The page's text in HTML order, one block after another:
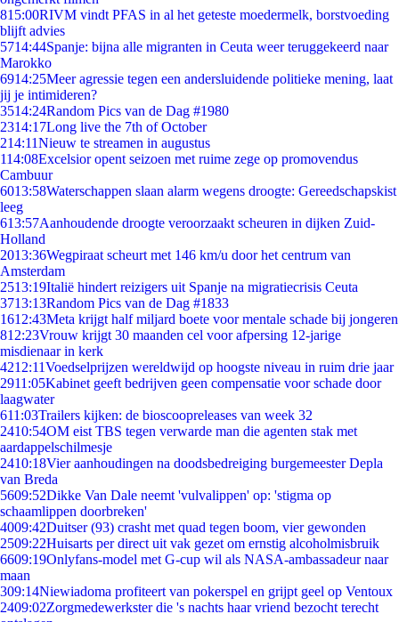
815:00RIVM vindt PFAS in al het geteste moedermelk, borstvoeding
blijft advies
5714:44Spanje: bijna alle migranten in Ceuta weer teruggekeerd naar
Marokko
6914:25Meer agressie tegen een andersluidende politieke mening, laat
jij je intimideren?
3514:24Random Pics van de Dag #1980
2314:17Long live the 7th of October
214:11Nieuw te streamen in augustus
114:08Excelsior opent seizoen met ruime zege op promovendus
Cambuur
6013:58Waterschappen slaan alarm wegens droogte: Gereedschapskist
leeg
613:57Aanhoudende droogte veroorzaakt scheuren in dijken Zuid-
Holland
2013:36Wegpiraat scheurt met 146 km/u door het centrum van
Amsterdam
2513:19Italië hindert reizigers uit Spanje na migratiecrisis Ceuta
3713:13Random Pics van de Dag #1833
1612:43Meta krijgt half miljard boete voor mentale schade bij jongeren
812:23Vrouw krijgt 30 maanden cel voor afpersing 12-jarige
misdienaar in kerk
4212:11Voedselprijzen wereldwijd op hoogste niveau in ruim drie jaar
2911:05Kabinet geeft bedrijven geen compensatie voor schade door
laagwater
611:03Trailers kijken: de bioscoopreleases van week 32
2410:54OM eist TBS tegen verwarde man die agenten stak met
aardappelschilmesje
2410:18Vier aanhoudingen na doodsbedreiging burgemeester Depla
van Breda
5609:52Dikke Van Dale neemt 'vulvalippen' op: 'stigma op
schaamlippen doorbreken'
4009:42Duitser (93) crasht met quad tegen boom, vier gewonden
2509:22Huisarts per direct uit vak gezet om ernstig alcoholmisbruik
6609:19Onlyfans-model met G-cup wil als NASA-ambassadeur naar
maan
309:14Niewiadoma profiteert van pokerspel en grijpt geel op Ventoux
2409:02Zorgmedewerkster die 's nachts haar vriend bezocht terecht